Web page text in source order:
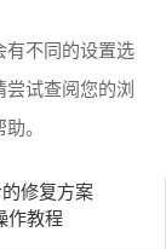
有不同的设置选
试查阅您的浏
。
修复方案
作教程